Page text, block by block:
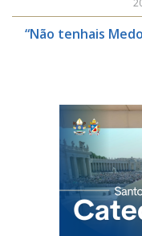
“Não tenhais